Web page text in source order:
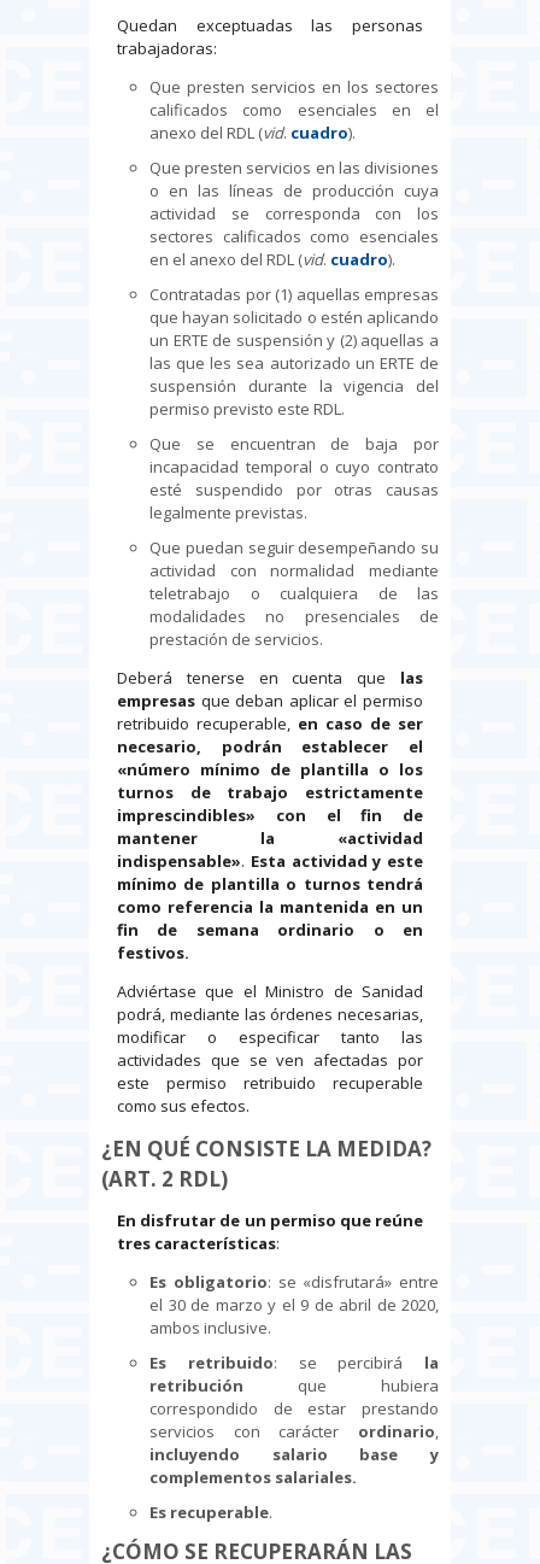
Quedan exceptuadas las personas
trabajadoras:
Que presten servicios en los sectores
calificados como esenciales en el
anexo del RDL (vid. cuadro).
Que presten servicios en las divisiones
o en las líneas de producción cuya
actividad se corresponda con los
sectores calificados como esenciales
en el anexo del RDL (vid. cuadro).
Contratadas por (1) aquellas empresas
que hayan solicitado o estén aplicando
un ERTE de suspensión y (2) aquellas a
las que les sea autorizado un ERTE de
suspensión durante la vigencia del
permiso previsto este RDL.
Que se encuentran de baja por
incapacidad temporal o cuyo contrato
esté suspendido por otras causas
legalmente previstas.
Que puedan seguir desempeñando su
actividad con normalidad mediante
teletrabajo o cualquiera de las
modalidades no presenciales de
prestación de servicios.
Deberá tenerse en cuenta que las
empresas que deban aplicar el permiso
retribuido recuperable, en caso de ser
necesario, podrán establecer el
«número mínimo de plantilla o los
turnos de trabajo estrictamente
imprescindibles» con el fin de
mantener la «actividad
indispensable». Esta actividad y este
mínimo de plantilla o turnos tendrá
como referencia la mantenida en un
fin de semana ordinario o en
festivos.
Adviértase que el Ministro de Sanidad
podrá, mediante las órdenes necesarias,
modificar o especificar tanto las
actividades que se ven afectadas por
este permiso retribuido recuperable
como sus efectos.
¿EN QUÉ CONSISTE LA MEDIDA?
(ART. 2 RDL)
En disfrutar de un permiso que reúne
tres características:
Es obligatorio: se «disfrutará» entre
el 30 de marzo y el 9 de abril de 2020,
ambos inclusive.
Es retribuido: se percibirá la
retribución que hubiera
correspondido de estar prestando
servicios con carácter ordinario,
incluyendo salario base y
complementos salariales.
Es recuperable.
¿CÓMO SE RECUPERARÁN LAS